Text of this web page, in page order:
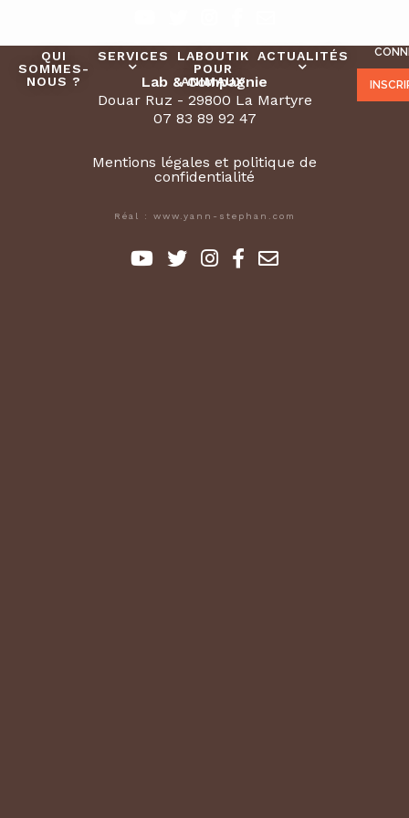
QUI
SOMMES-
NOUS ?
SERVICES
LABOUTIK
POUR
ANIMAUX
ACTUALITÉS
Lab & Compagnie
Douar Ruz - 29800 La Martyre
07 83 89 92 47
Mentions légales et politique de
confidentialité
Réal : www.yann-stephan.com